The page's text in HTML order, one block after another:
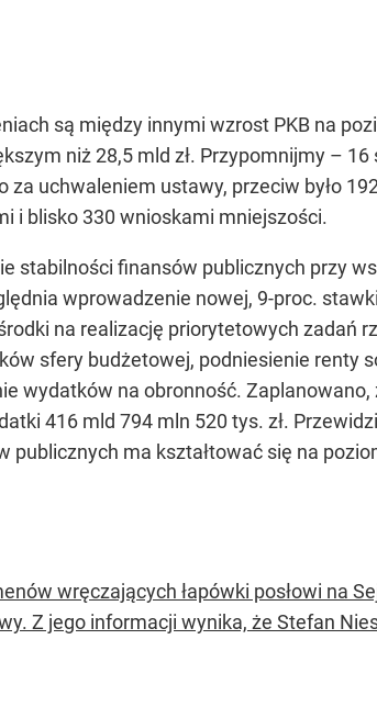
są między innymi wzrost PKB na
niż 28,5 mld zł. Przypomnijmy – 16
za uchwaleniem ustawy, przeciw było
i blisko 330 wnioskami mniejszości.
stabilności finansów publicznych przy
wprowadzenie nowej, 9-proc.
na realizację priorytetowych zadań
sfery budżetowej, podniesienie renty
wydatków na obronność. Zaplanowano,
416 mld 794 mln 520 tys. zł.
ma kształtować się na
wręczających łapówki posłowi na
Z jego informacji wynika, że Stefan